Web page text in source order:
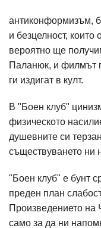
антиконформизъм,
и безцелност,
вероятно ще
Паланюк, и филмът
ги издигат в култ.
В "Боен клуб"
физическото
душевните си
съществуването ни
"Боен клуб" е бунт
преден план
Произведението
само за да ни